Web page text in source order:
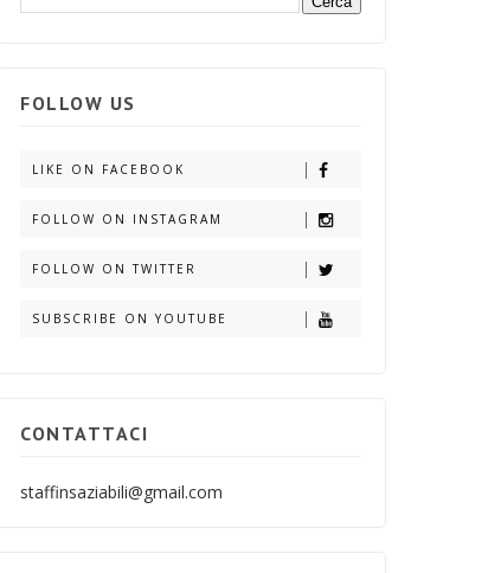
FOLLOW US
LIKE ON FACEBOOK
FOLLOW ON INSTAGRAM
FOLLOW ON TWITTER
SUBSCRIBE ON YOUTUBE
CONTATTACI
staffinsaziabili@gmail.com